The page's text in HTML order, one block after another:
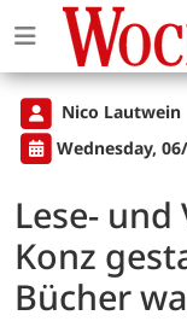
Nico Lautwein
Wednesday,
Lese-
Konz
Bücher